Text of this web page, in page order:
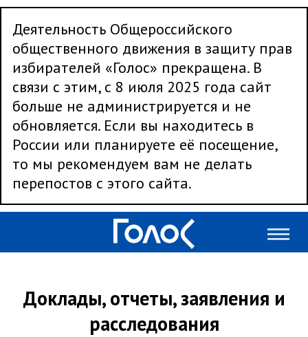
Деятельность Общероссийского
общественного движения в защиту прав
избирателей «Голос» прекращена. В
связи с этим, с 8 июля 2025 года сайт
больше не администрируется и не
обновляется. Если вы находитесь в
России или планируете её посещение,
то мы рекомендуем вам не делать
перепостов с этого сайта.
Доклады, отчеты, заявления и
расследования